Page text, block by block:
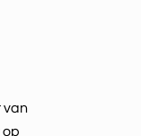
van
op